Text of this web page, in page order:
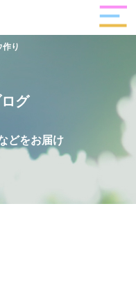
グ
どをお届け
作り